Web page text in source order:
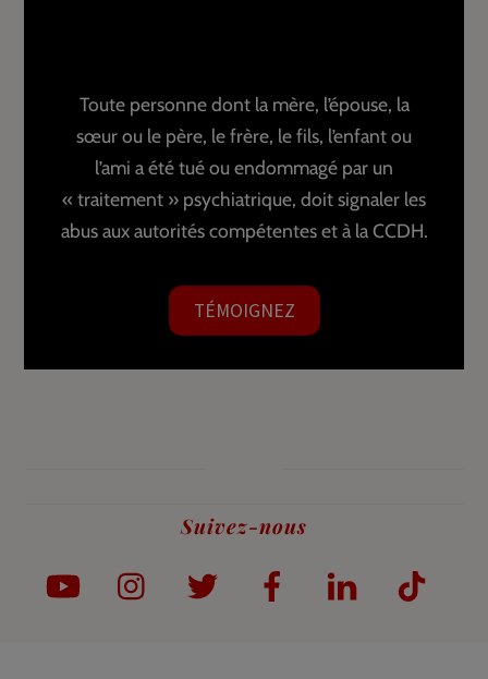
Toute personne dont la mère, l’épouse, la
sœur ou le père, le frère, le fils, l’enfant ou
l’ami a été tué ou endommagé par un
« traitement » psychiatrique, doit signaler les
abus aux autorités compétentes et à la CCDH.
TÉMOIGNEZ
Suivez-nous
YouTube Instagram Twitter Facebook LinkedIn